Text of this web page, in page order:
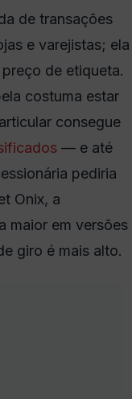
de transações
e varejistas; ela
de etiqueta.
costuma estar
consegue
— e até
pediria
Onix, a
maior em versões
giro é mais alto.